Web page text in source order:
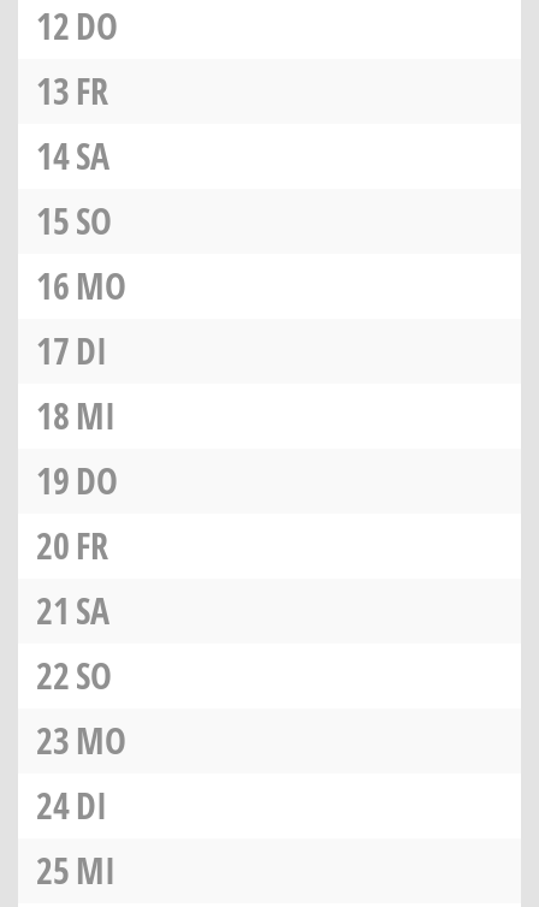
12DO
13FR
14SA
15SO
16MO
17DI
18MI
19DO
20FR
21 SA
22SO
23MO
24DI
25MI